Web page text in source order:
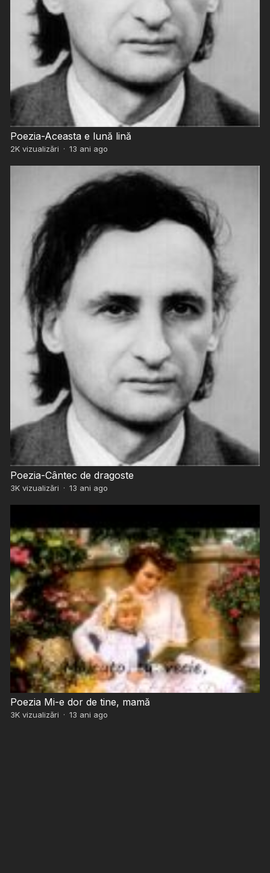
Poezia-Aceasta e lună lină
2Kvizualizări · 13 ani ago
Poezia-Cântec de dragoste
3Kvizualizări · 13 ani ago
Poezia Mi-e dor de tine, mamă
3Kvizualizări · 13 ani ago